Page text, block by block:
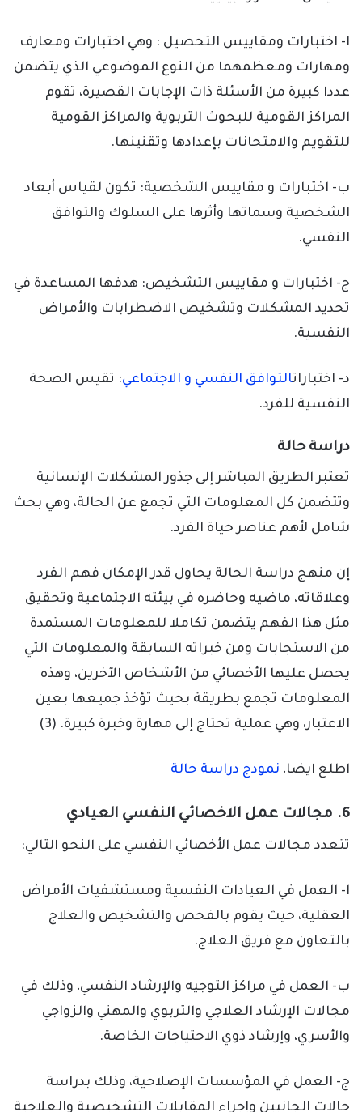
ا- اختبارات ومقاييس التحصيل : وهي اختبارات ومعارف
ومهارات ومعظمهما من النوع الموضوعي الذي يتضمن
عددا كبيرة من الأسئلة ذات الإجابات القصيرة، تقوم
المراكز القومية للبحوث التربوية والمراكز القومية
للتقويم والامتحانات بإعدادها وتقنينها.
ب- اختبارات و مقاييس الشخصية: تكون لقياس أبعاد
الشخصية وسماتها وأثرها على السلوك والتوافق
النفسي.
ج- اختبارات و مقاييس التشخيص: هدفها المساعدة في
تحديد المشكلات وتشخيص الاضطرابات والأمراض
النفسية.
د- اختباراتالتوافق النفسي و الاجتماعي: تقيس الصحة
النفسية للفرد.
دراسة حالة
تعتبر الطريق المباشر إلى جذور المشكلات الإنسانية
وتتضمن كل المعلومات التي تجمع عن الحالة، وهي بحث
شامل لأهم عناصر حياة الفرد.
إن منهج دراسة الحالة يحاول قدر الإمكان فهم الفرد
وعلاقاته، ماضيه وحاضره في بيئته الاجتماعية وتحقيق
مثل هذا الفهم يتضمن تكاملا للمعلومات المستمدة
من الاستجابات ومن خبراته السابقة والمعلومات التي
يحصل عليها الأخصائي من الأشخاص الآخرين، وهذه
المعلومات تجمع بطريقة بحيث تؤخذ جميعها بعين
الاعتبار، وهي عملية تحتاج إلى مهارة وخبرة كبيرة. (3)
اطلع ايضا، نمودج دراسة حالة
6. مجالات عمل الاخصائي النفسي العيادي
تتعدد مجالات عمل الأخصائي النفسي على النحو التالي:
ا- العمل في العيادات النفسية ومستشفيات الأمراض
العقلية، حيث يقوم بالفحص والتشخيص والعلاج
بالتعاون مع فريق العلاج.
ب- العمل في مراكز التوجيه والإرشاد النفسي، وذلك في
مجالات الإرشاد العلاجي والتربوي والمهني والزواجي
والأسري، وإرشاد ذوي الاحتياجات الخاصة.
ج- العمل في المؤسسات الإصلاحية، وذلك بدراسة
حالات الجانبين وإجراء المقابلات التشخيصية والعلاجية